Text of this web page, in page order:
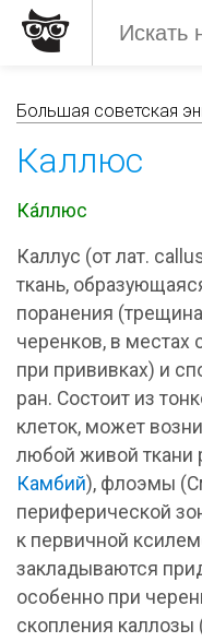
Большая советская
Каллюс
Ка́ллюс
Каллус (от лат.
ткань,
поранения
черенков, в местах
при прививках) и
ран. Состоит из
клеток, может
любой живой ткани
Камбий), флоэмы
периферической
к первичной
закладываются
особенно при
скопления каллозы